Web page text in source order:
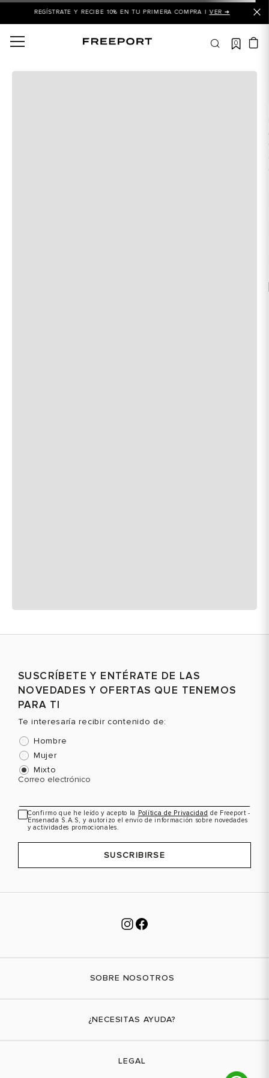
REGÍSTRATE Y RECIBE 10% EN TU PRIMERA COMPRA |VER ➜
0
SUSCRÍBETE Y ENTÉRATE DE LAS
NOVEDADES Y OFERTAS QUE TENEMOS
PARA TI
Te interesaría recibir contenido de:
Hombre
Mujer
Mixto
Correo electrónico
Confirmo que he leído y acepto la Política de Privacidad de Freeport -
Ensenada S.A.S, y autorizo el envío de información sobre novedades
y actividades promocionales.
SUSCRIBIRSE
SOBRE NOSOTROS
¿NECESITAS AYUDA?
LEGAL